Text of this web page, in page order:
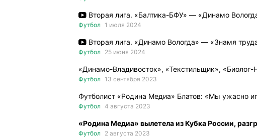
Вторая лига. «Балтика-БФУ» — «Динамо
Футбол 1 июля 2024
Вторая лига. «Динамо Вологда» — «Знамя
Футбол 25 июня 2024
«Динамо-Владивосток», «Текстильщик»,
Футбол 13 сентября 2023
Футболист «Родина Медиа» Блатов: «Мы ужасно
Футбол 4 августа 2023
«Родина Медиа» вылетела из Кубка России,
Футбол 2 августа 2023